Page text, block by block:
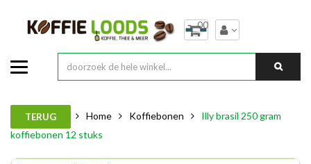
00
TERUG Home Koffiebonen
Illy brasil 250 gram
koffiebonen 12 stuks